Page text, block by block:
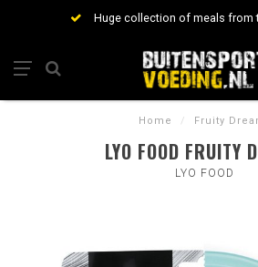
Huge collection of meals from
Home / Fruity
LYO FOOD FRUITY
LYO FOOD